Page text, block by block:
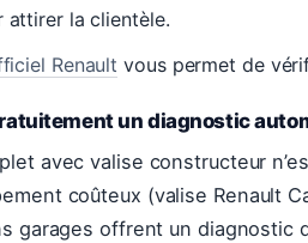
attirer la clientèle.
Renault vous permet de
un diagnostic
avec valise constructeur
coûteux (valise Renault
garages offrent un diagnostic